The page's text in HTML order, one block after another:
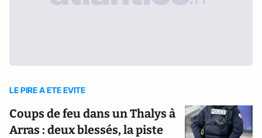
LE PIRE A ETE EVITE
Coups de feu dans un Thalys à
Arras : deux blessés, la piste